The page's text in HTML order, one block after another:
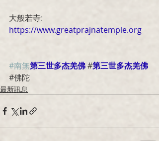
大般若寺:
https://www.greatprajnatemple.org
#南無第三世多杰羌佛 #第三世多杰羌佛
#佛陀
最新訊息